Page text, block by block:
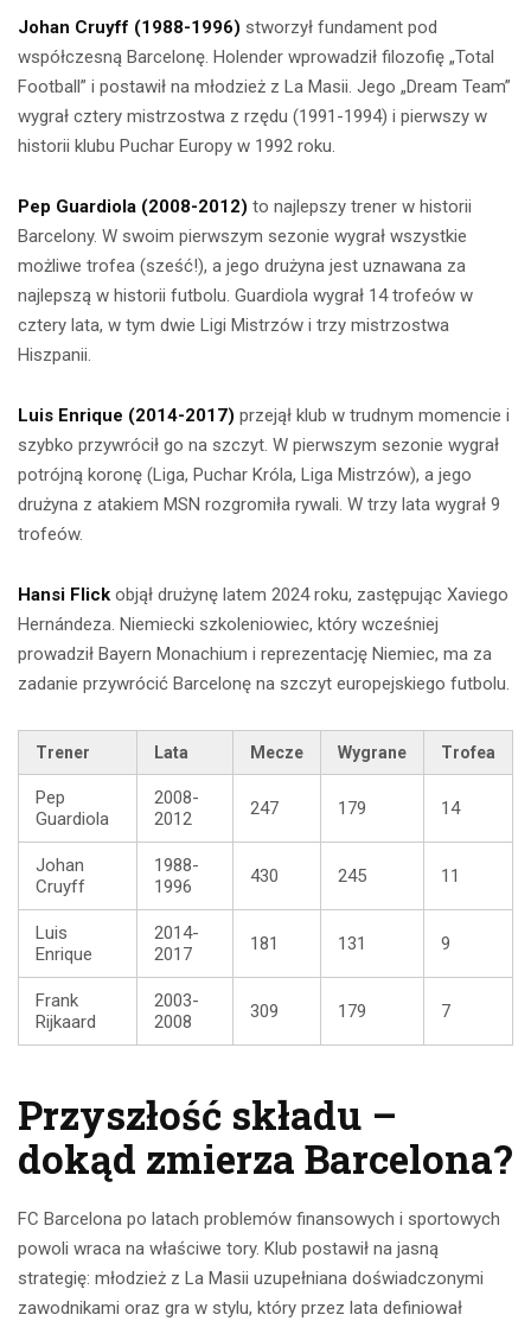
Johan Cruyff (1988-1996) stworzył fundament pod
współczesną Barcelonę. Holender wprowadził filozofię „Total
Football” i postawił na młodzież z La Masii. Jego „Dream Team”
wygrał cztery mistrzostwa z rzędu (1991-1994) i pierwszy w
historii klubu Puchar Europy w 1992 roku.
Pep Guardiola (2008-2012) to najlepszy trener w historii
Barcelony. W swoim pierwszym sezonie wygrał wszystkie
możliwe trofea (sześć!), a jego drużyna jest uznawana za
najlepszą w historii futbolu. Guardiola wygrał 14 trofeów w
cztery lata, w tym dwie Ligi Mistrzów i trzy mistrzostwa
Hiszpanii.
Luis Enrique (2014-2017) przejął klub w trudnym momencie i
szybko przywrócił go na szczyt. W pierwszym sezonie wygrał
potrójną koronę (Liga, Puchar Króla, Liga Mistrzów), a jego
drużyna z atakiem MSN rozgromiła rywali. W trzy lata wygrał 9
trofeów.
Hansi Flick objął drużynę latem 2024 roku, zastępując Xaviego
Hernándeza. Niemiecki szkoleniowiec, który wcześniej
prowadził Bayern Monachium i reprezentację Niemiec, ma za
zadanie przywrócić Barcelonę na szczyt europejskiego futbolu.
Trener Lata Mecze Wygrane Trofea
Pep
Guardiola
2008-
2012
247 179 14
Johan
Cruyff
1988-
1996
430 245 11
Luis
Enrique
2014-
2017
181 131 9
Frank
Rijkaard
2003-
2008
309 179 7
Przyszłość składu –
dokąd zmierza Barcelona?
FC Barcelona po latach problemów finansowych i sportowych
powoli wraca na właściwe tory. Klub postawił na jasną
strategię: młodzież z La Masii uzupełniana doświadczonymi
zawodnikami oraz gra w stylu, który przez lata definiował